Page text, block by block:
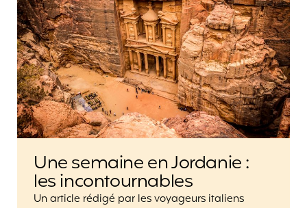
Une semaine en Jordanie :
les incontournables
Un article rédigé par les voyageurs italiens